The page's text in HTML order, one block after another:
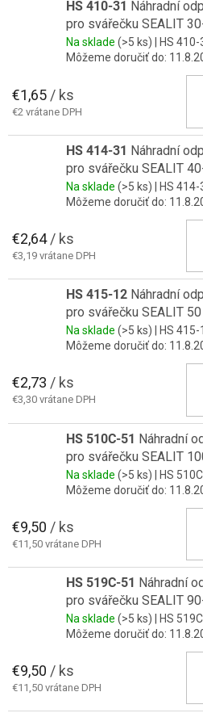
HS 410-31 Náhradní
pro svářečku SEALIT
Na sklade (>5 ks) | HS 410-
Môžeme doručiť do:
€1,65 / ks
€2 vrátane DPH
HS 414-31 Náhradní
pro svářečku SEALIT
Na sklade (>5 ks) | HS 414-
Môžeme doručiť do:
€2,64/ ks
€3,19 vrátane DPH
HS 415-12 Náhradní
pro svářečku SEALIT 50
Na sklade (>5 ks) | HS 415-
Môžeme doručiť do:
€2,73 / ks
€3,30 vrátane DPH
HS 510C-51 Náhradní
pro svářečku SEALIT
Na sklade (>5 ks) | HS
Môžeme doručiť do:
€9,50 / ks
€11,50 vrátane DPH
HS 519C-51 Náhradní
pro svářečku SEALIT
Na sklade (>5 ks) | HS
Môžeme doručiť do:
€9,50 / ks
€11,50 vrátane DPH